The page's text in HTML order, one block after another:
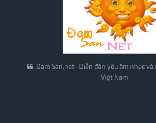
Đam San.net -Diễn đàn yêu âm nhạc và
Việt Nam